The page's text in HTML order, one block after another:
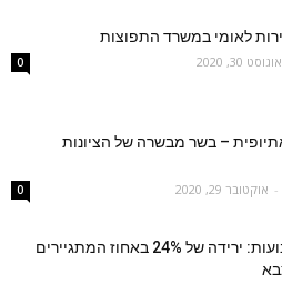
לאומי במשרד התפוצות
אוגוסט 30, 2020 0
– בשר מבשרה של הציונות
- אוקטובר 29, 2020 0
ערב חג השבועות: ירידה של 24% באחוז המתגיירים